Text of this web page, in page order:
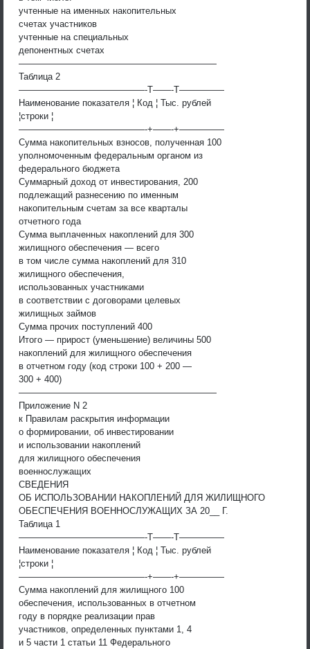
учтенные на именных накопительных
счетах участников
учтенные на специальных
депонентных счетах
——————————————————————
Таблица 2
——————————————-T——-T—————
Наименование показателя ¦ Код ¦ Тыс. рублей
¦строки ¦
——————————————-+——-+—————
Сумма накопительных взносов, полученная 100
уполномоченным федеральным органом из
федерального бюджета
Суммарный доход от инвестирования, 200
подлежащий разнесению по именным
накопительным счетам за все кварталы
отчетного года
Сумма выплаченных накоплений для 300
жилищного обеспечения — всего
в том числе сумма накоплений для 310
жилищного обеспечения,
использованных участниками
в соответствии с договорами целевых
жилищных займов
Сумма прочих поступлений 400
Итого — прирост (уменьшение) величины 500
накоплений для жилищного обеспечения
в отчетном году (код строки 100 + 200 —
300 + 400)
——————————————————————
Приложение N 2
к Правилам раскрытия информации
о формировании, об инвестировании
и использовании накоплений
для жилищного обеспечения
военнослужащих
СВЕДЕНИЯ
ОБ ИСПОЛЬЗОВАНИИ НАКОПЛЕНИЙ ДЛЯ ЖИЛИЩНОГО
ОБЕСПЕЧЕНИЯ ВОЕННОСЛУЖАЩИХ ЗА 20__ Г.
Таблица 1
——————————————-T——-T—————
Наименование показателя ¦ Код ¦ Тыс. рублей
¦строки ¦
——————————————-+——-+—————
Сумма накоплений для жилищного 100
обеспечения, использованных в отчетном
году в порядке реализации прав
участников, определенных пунктами 1, 4
и 5 части 1 статьи 11 Федерального